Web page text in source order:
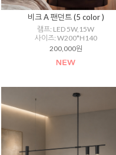
비크 A 팬던트 (5 color )
램프: LED 5W,15W
사이즈: W200*H140
200,000원